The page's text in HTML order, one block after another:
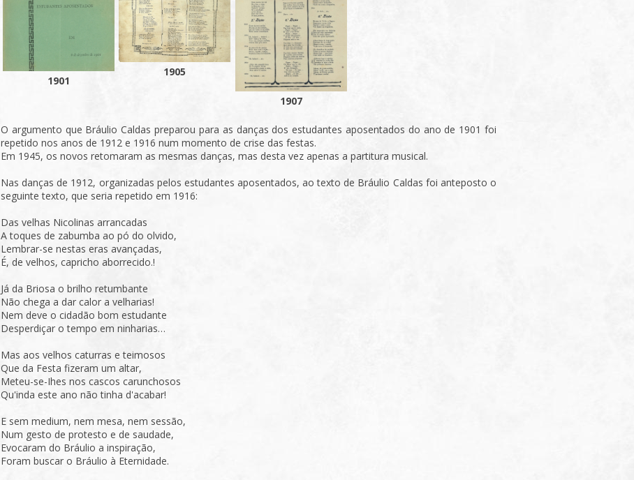
1901
1905
1907
O argumento que Bráulio Caldas preparou para as danças dos estudantes aposentados do ano de 1901 foi
repetido nos anos de 1912 e 1916 num momento de crise das festas.
Em 1945, os novos retomaram as mesmas danças, mas desta vez apenas a partitura musical.
Nas danças de 1912, organizadas pelos estudantes aposentados, ao texto de Bráulio Caldas foi anteposto o
seguinte texto, que seria repetido em 1916:
Das velhas Nicolinas arrancadas
A toques de zabumba ao pó do olvido,
Lembrar-se nestas eras avançadas,
É, de velhos, capricho aborrecido.!
Já da Briosa o brilho retumbante
Não chega a dar calor a velharias!
Nem deve o cidadão bom estudante
Desperdiçar o tempo em ninharias…
Mas aos velhos caturras e teimosos
Que da Festa fizeram um altar,
Meteu-se-Ihes nos cascos carunchosos
Qu'inda este ano não tinha d'acabar!
E sem medium, nem mesa, nem sessão,
Num gesto de protesto e de saudade,
Evocaram do Bráulio a inspiração,
Foram buscar o Bráulio à Eternidade.